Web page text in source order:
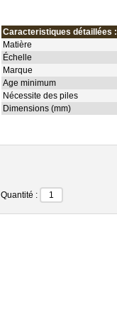
Caracteristiques détaillées :
Matière
Échelle
Marque
Age minimum
Nécessite des piles
Dimensions (mm)
Quantité :